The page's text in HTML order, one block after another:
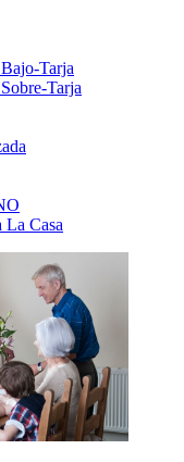
Tarja
Tarja
La Casa